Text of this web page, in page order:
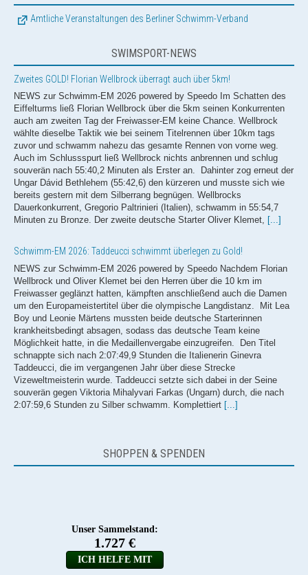
Amtliche Veranstaltungen des Berliner Schwimm-Verband
SWIMSPORT-NEWS
Zweites GOLD! Florian Wellbrock überragt auch über 5km!
NEWS zur Schwimm-EM 2026 powered by Speedo Im Schatten des
Eiffelturms ließ Florian Wellbrock über die 5km seinen Konkurrenten
auch am zweiten Tag der Freiwasser-EM keine Chance. Wellbrock
wählte dieselbe Taktik wie bei seinem Titelrennen über 10km tags
zuvor und schwamm nahezu das gesamte Rennen von vorne weg.
Auch im Schlussspurt ließ Wellbrock nichts anbrennen und schlug
souverän nach 55:40,2 Minuten als Erster an. Dahinter zog erneut der
Ungar Dávid Bethlehem (55:42,6) den kürzeren und musste sich wie
bereits gestern mit dem Silberrang begnügen. Wellbrocks
Dauerkonkurrent, Gregorio Paltrinieri (Italien), schwamm in 55:54,7
Minuten zu Bronze. Der zweite deutsche Starter Oliver Klemet, [...]
Schwimm-EM 2026: Taddeucci schwimmt überlegen zu Gold!
NEWS zur Schwimm-EM 2026 powered by Speedo Nachdem Florian
Wellbrock und Oliver Klemet bei den Herren über die 10 km im
Freiwasser geglänzt hatten, kämpften anschließend auch die Damen
um den Europameistertitel über die olympische Langdistanz. Mit Lea
Boy und Leonie Märtens mussten beide deutsche Starterinnen
krankheitsbedingt absagen, sodass das deutsche Team keine
Möglichkeit hatte, in die Medaillenvergabe einzugreifen. Den Titel
schnappte sich nach 2:07:49,9 Stunden die Italienerin Ginevra
Taddeucci, die im vergangenen Jahr über diese Strecke
Vizeweltmeisterin wurde. Taddeucci setzte sich dabei in der Seine
souverän gegen Viktoria Mihalyvari Farkas (Ungarn) durch, die nach
2:07:59,6 Stunden zu Silber schwamm. Komplettiert [...]
NEWS zur Schwimm-EM 2026 powered by Speedo Für das deutsche
Dritter der Sprung auf das Podest. In der Pariser Seine wurden über
die olympischen 10km heute acht Runden geschwommen. Florian
Wellbrock setzte sich direkt zu Beginn des Rennens an die Spitze und
leistete langezeit die Führungsarbeit. Auch zur Halbzeit des Rennens
SHOPPEN & SPENDEN